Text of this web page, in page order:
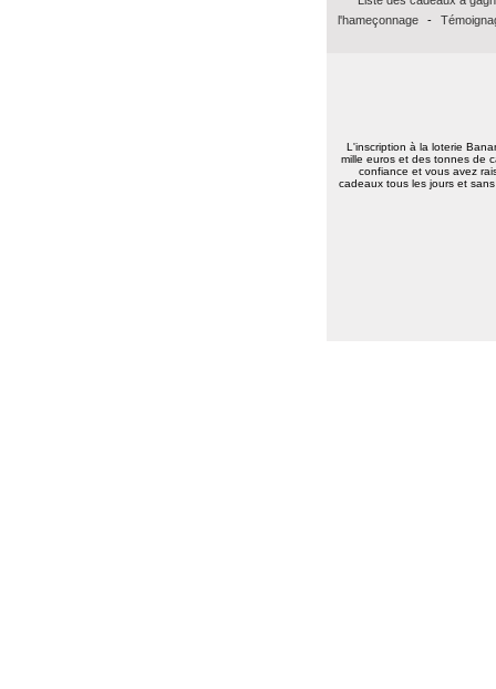
l'hameçonnage
-
L'inscription à la loterie
mille euros et des tonnes de
confiance et vous avez
cadeaux tous les jours et